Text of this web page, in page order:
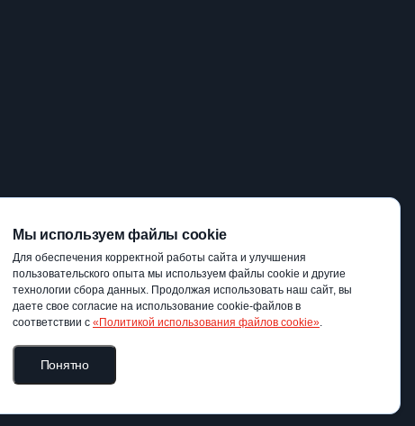
Мы используем файлы cookie
Для обеспечения корректной работы сайта и улучшения
пользовательского опыта мы используем файлы cookie и другие
технологии сбора данных. Продолжая использовать наш сайт, вы
даете свое согласие на использование cookie-файлов в
соответствии с «Политикой использования файлов cookie».
Понятно